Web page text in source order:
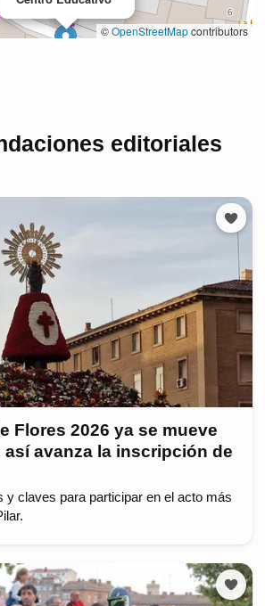
editoriales
Flores 2026 ya se mueve
así avanza la inscripción de
y claves para participar en el acto más